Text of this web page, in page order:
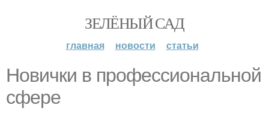
ЗЕЛЁНЫЙ САД
главная новости статьи
Новички в профессиональной
сфере